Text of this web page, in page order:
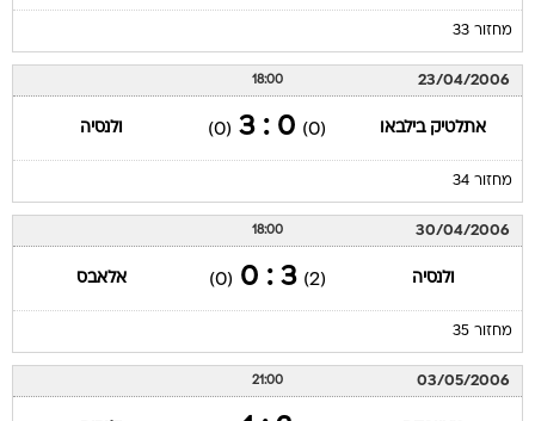
מחזור 33
23/04/2006
18:00
אתלטיק בילבאו (0)
0 : 3
(0) ולנסיה
מחזור 34
30/04/2006
18:00
ולנסיה (2)
3 : 0
(0) אלאבס
מחזור 35
03/05/2006
21:00